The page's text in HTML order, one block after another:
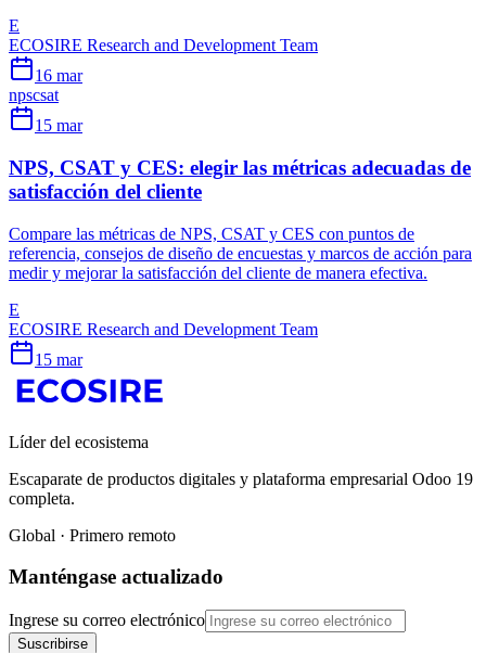
E
ECOSIRE Research and Development Team
16 mar
npscsat
15 mar
NPS, CSAT y CES: elegir las métricas adecuadas de
satisfacción del cliente
Compare las métricas de NPS, CSAT y CES con puntos de
referencia, consejos de diseño de encuestas y marcos de acción para
medir y mejorar la satisfacción del cliente de manera efectiva.
E
ECOSIRE Research and Development Team
15 mar
Líder del ecosistema
Escaparate de productos digitales y plataforma empresarial Odoo 19
completa.
Global · Primero remoto
Manténgase actualizado
Ingrese su correo electrónico
Suscribirse